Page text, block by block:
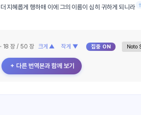
지혜롭게 행하매 이에 그의 이름이 심히 귀하게 되니라 †
18 장 / 50 장 크게 ▲ 작게 ▼ 집중 ON
＋ 다른 번역본과 함께 보기